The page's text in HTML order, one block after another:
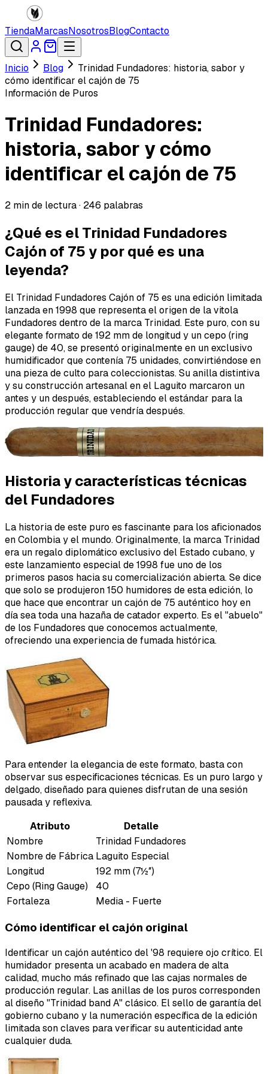
TiendaMarcasNosotrosBlogContacto
Inicio Blog
Trinidad Fundadores: historia, sabor y
cómo identificar el cajón de 75
Información de Puros
Trinidad Fundadores:
historia, sabor y cómo
identificar el cajón de 75
2 min de lectura · 246 palabras
¿Qué es el Trinidad Fundadores
Cajón of 75 y por qué es una
leyenda?
El Trinidad Fundadores Cajón of 75 es una edición limitada
lanzada en 1998 que representa el origen de la vitola
Fundadores dentro de la marca Trinidad. Este puro, con su
elegante formato de 192 mm de longitud y un cepo (ring
gauge) de 40, se presentó originalmente en un exclusivo
humidificador que contenía 75 unidades, convirtiéndose en
una pieza de culto para coleccionistas. Su anilla distintiva
y su construcción artesanal en el Laguito marcaron un
antes y un después, estableciendo el estándar para la
producción regular que vendría después.
Historia y características técnicas
del Fundadores
La historia de este puro es fascinante para los aficionados
en Colombia y el mundo. Originalmente, la marca Trinidad
era un regalo diplomático exclusivo del Estado cubano, y
este lanzamiento especial de 1998 fue uno de los
primeros pasos hacia su comercialización abierta. Se dice
que solo se produjeron 150 humidores de esta edición, lo
que hace que encontrar un cajón de 75 auténtico hoy en
día sea toda una hazaña de catador experto. Es el "abuelo"
de los Fundadores que conocemos actualmente,
ofreciendo una experiencia de fumada histórica.
Para entender la elegancia de este formato, basta con
observar sus especificaciones técnicas. Es un puro largo y
delgado, diseñado para quienes disfrutan de una sesión
pausada y reflexiva.
Atributo
Detalle
Nombre
Trinidad Fundadores
Nombre de Fábrica Laguito Especial
Longitud
192 mm (7½″)
Cepo (Ring Gauge)
40
Fortaleza
Media - Fuerte
Cómo identificar el cajón original
Identificar un cajón auténtico del '98 requiere ojo crítico. El
humidador presenta un acabado en madera de alta
calidad, mucho más refinado que las cajas normales de
producción regular. Las anillas de los puros corresponden
al diseño "Trinidad band A" clásico. El sello de garantía del
gobierno cubano y la numeración específica de la edición
limitada son claves para verificar su autenticidad ante
cualquier duda.